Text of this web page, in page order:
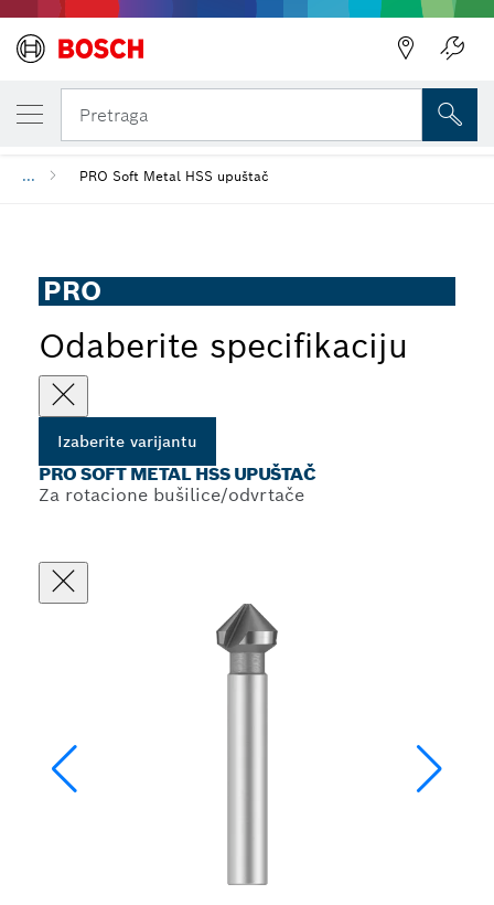
Pretraga
... PRO Soft Metal HSS upuštač
PRO
Odaberite specifikaciju
Izaberite varijantu
PRO SOFT METAL HSS UPUŠTAČ
Za rotacione bušilice/odvrtače
IZABRANA VARIJANTA
PRO Soft Metal HSS upuštač